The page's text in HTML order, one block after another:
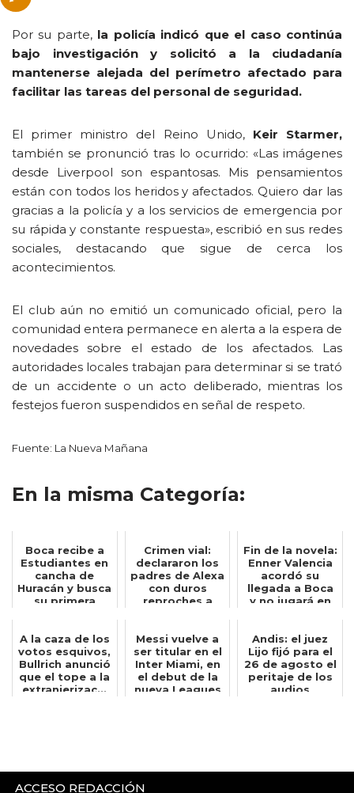
Por su parte,la policía indicó que el caso continúa
bajo investigación y solicitó a la ciudadanía
mantenerse alejada del perímetro afectado para
facilitar las tareas del personal de seguridad.
El primer ministro del Reino Unido,Keir Starmer,
también se pronunció tras lo ocurrido: «Las imágenes
desde Liverpool son espantosas. Mis pensamientos
están con todos los heridos y afectados. Quiero dar las
gracias a la policía y a los servicios de emergencia por
su rápida y constante respuesta», escribió en sus redes
sociales, destacando que sigue de cerca los
acontecimientos.
El club aún no emitió un comunicado oficial, pero la
comunidad entera permanece en alerta a la espera de
novedades sobre el estado de los afectados. Las
autoridades locales trabajan para determinar si se trató
de un accidente o un acto deliberado, mientras los
festejos fueron suspendidos en señal de respeto.
Fuente: La Nueva Mañana
En la misma Categoría:
Boca recibe a
Estudiantes en
cancha de
Huracán y busca
su primera
Crimen vial:
declararon los
padres de Alexa
con duros
reproches a
Fin de la novela:
Enner Valencia
acordó su
llegada a Boca
y no jugará en
A la caza de los
votos esquivos,
Bullrich anunció
que el tope a la
extranjerizac...
Messi vuelve a
ser titular en el
Inter Miami, en
el debut de la
nueva Leagues
Andis: el juez
Lijo fijó para el
26 de agosto el
peritaje de los
audios
ACCESO REDACCIÓN